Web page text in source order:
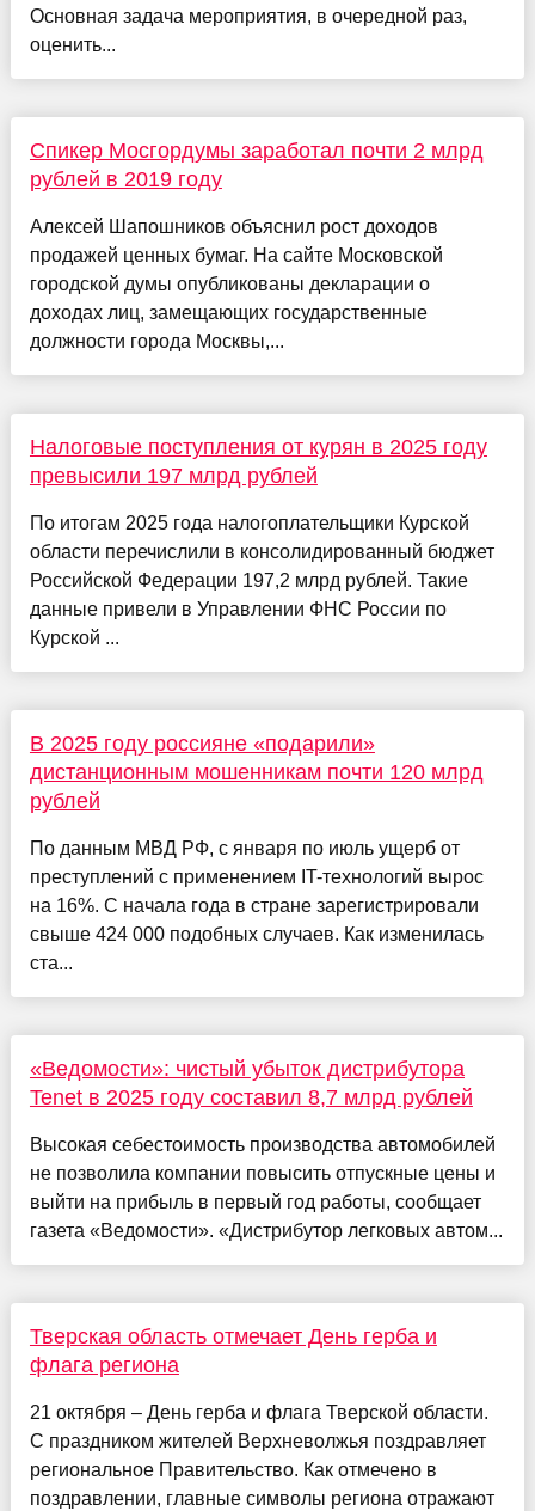
Основная задача мероприятия, в очередной раз,
оценить...
Спикер Мосгордумы заработал почти 2 млрд
рублей в 2019 году
Алексей Шапошников объяснил рост доходов
продажей ценных бумаг. На сайте Московской
городской думы опубликованы декларации о
доходах лиц, замещающих государственные
должности города Москвы,...
Налоговые поступления от курян в 2025 году
превысили 197 млрд рублей
По итогам 2025 года налогоплательщики Курской
области перечислили в консолидированный бюджет
Российской Федерации 197,2 млрд рублей. Такие
данные привели в Управлении ФНС России по
Курской ...
В 2025 году россияне «подарили»
дистанционным мошенникам почти 120 млрд
рублей
По данным МВД РФ, с января по июль ущерб от
преступлений с применением IT-технологий вырос
на 16%. С начала года в стране зарегистрировали
свыше 424 000 подобных случаев. Как изменилась
ста...
«Ведомости»: чистый убыток дистрибутора
Tenet в 2025 году составил 8,7 млрд рублей
Высокая себестоимость производства автомобилей
не позволила компании повысить отпускные цены и
выйти на прибыль в первый год работы, сообщает
газета «Ведомости». «Дистрибутор легковых автом...
Тверская область отмечает День герба и
флага региона
21 октября – День герба и флага Тверской области.
С праздником жителей Верхневолжья поздравляет
региональное Правительство. Как отмечено в
поздравлении, главные символы региона отражают